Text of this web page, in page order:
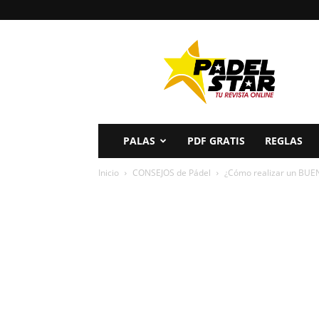
PADELSTAR
PALAS PDF GRATIS REGLAS
Inicio CONSEJOS de Pádel ¿Cómo realizar un